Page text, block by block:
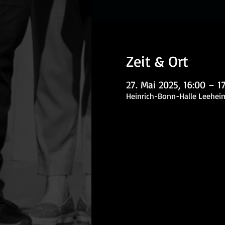
Zeit & Ort
27. Mai 2025, 16:00 –
Heinrich-Bonn-Halle